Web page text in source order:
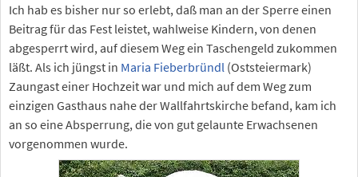
Ich hab es bisher nur so erlebt, daß man an der Sperre einen
Beitrag für das Fest leistet, wahlweise Kindern, von denen
abgesperrt wird, auf diesem Weg ein Taschengeld zukommen
läßt. Als ich jüngst in Maria Fieberbründl (Oststeiermark)
Zaungast einer Hochzeit war und mich auf dem Weg zum
einzigen Gasthaus nahe der Wallfahrtskirche befand, kam ich
an so eine Absperrung, die von gut gelaunte Erwachsenen
vorgenommen wurde.